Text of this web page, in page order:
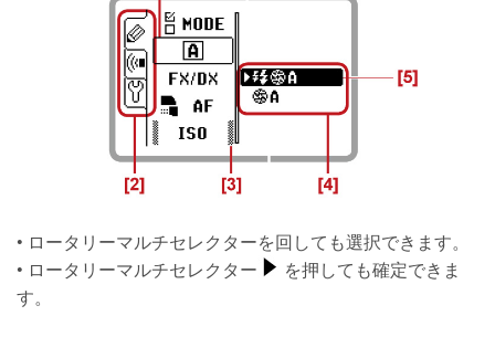
• ロータリーマルチセレクターを回しても選択できます。
• ロータリーマルチセレクター
を押しても確定できま
す。